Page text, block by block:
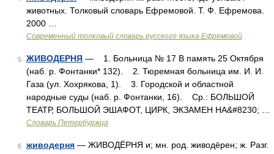
животных. Толковый словарь Ефремовой. Т. Ф. Ефремова.
2000 …
Современный толковый словарь русского языка Ефремовой
5 ЖИВОДЕРНЯ — 1. Больница № 17 В память 25 Октября
(наб. р. Фонтанки* 132). 2. Тюремная больница им. И. И.
Газа (ул. Хохрякова, 1). 3. Городской и областной
народные суды (наб. р. Фонтанки, 16). Ср.: БОЛЬШОЙ
ТЕАТР, БОЛЬШОЙ ЭШАФОТ, ЦИРК, ЭКЗАМЕН НА&#8230; …
Словарь Петербуржца
6 живодерня — ЖИВОДЁРНЯ и; мн. род. живодёрен; ж. Разг.